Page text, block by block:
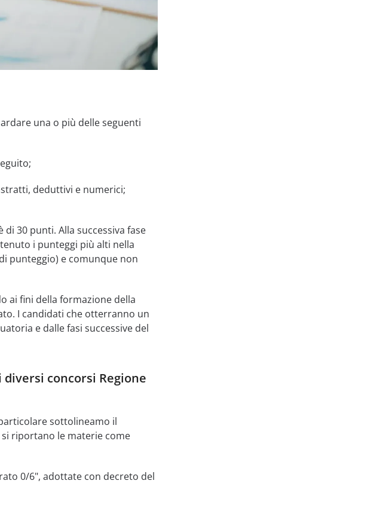
una o più delle seguenti
deduttivi e numerici;
30 punti. Alla successiva fase
i punteggi più alti nella
punteggio) e comunque non
ai fini della formazione della
I candidati che otterranno un
e dalle fasi successive del
concorsi Regione
sottolineamo il
riportano le materie come
0/6", adottate con decreto del